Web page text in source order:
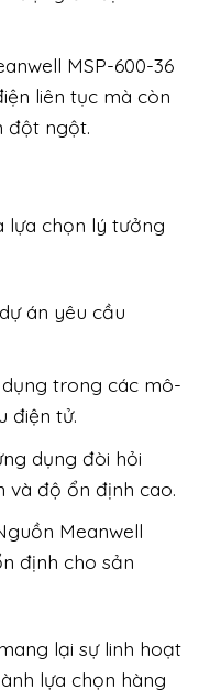
MSP-600-36
liên tục mà còn
đột ngột.
lựa chọn lý tưởng
án yêu cầu
trong các mô-
điện tử.
dụng đòi hỏi
và độ ổn định cao.
Meanwell
định cho sản
lại sự linh hoạt
lựa chọn hàng